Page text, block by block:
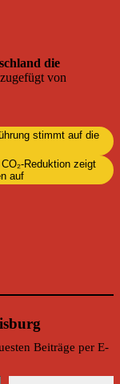
die
von
stimmt auf die
Reduktion zeigt
auf
Beiträge per E-